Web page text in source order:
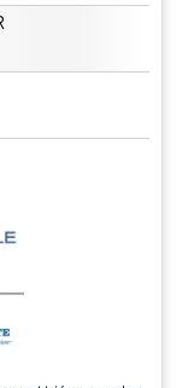
une attribution sous CC